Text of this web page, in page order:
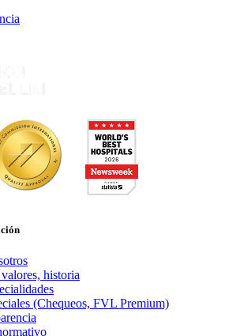
historia
(Chequeos, FVL Premium)